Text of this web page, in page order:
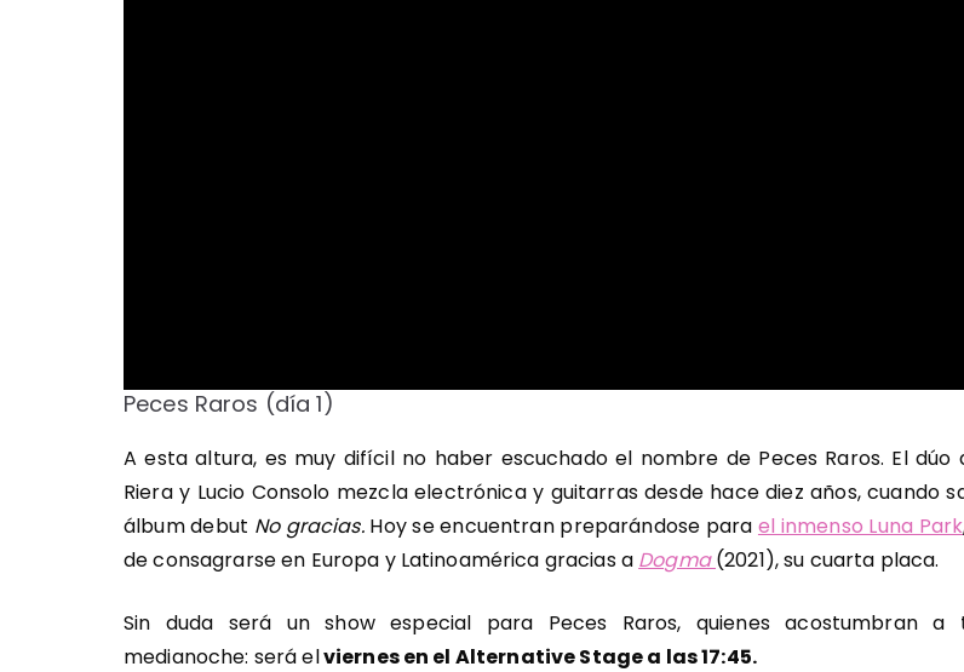
Peces Raros (día 1)
A esta altura, es muy difícil no haber escuchado el nombre de Peces Raros. El dúo
Riera y Lucio Consolo mezcla electrónica y guitarras desde hace diez años, cuando
álbum debut No gracias.Hoy se encuentran preparándose para el inmenso Luna Park
de consagrarse en Europa y Latinoamérica gracias a Dogma(2021), su cuarta placa.
Sin duda será un show especial para Peces Raros, quienes acostumbran a
medianoche: será elviernes en el Alternative Stage a las 17:45.